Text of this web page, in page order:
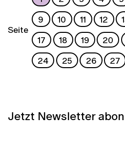
Seite
9
10 11 12
17
18 19 20
24
25 26 27
Jetzt Newsletter